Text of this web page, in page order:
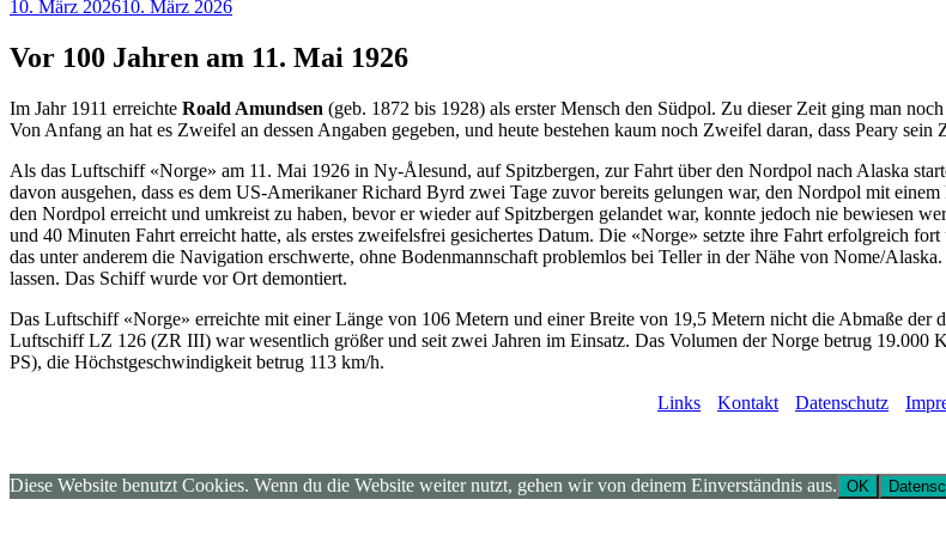
Veröffentlicht
10. März 202610. März 2026
Vor 100 Jahren am 11. Mai 1926
Im Jahr 1911 erreichte Roald Amundsen (geb. 1872 bis 1928) als erster Mensch den Südpol. Zu dieser Zeit ging man
Von Anfang an hat es Zweifel an dessen Angaben gegeben, und heute bestehen kaum noch Zweifel daran, dass Peary sein
Als das Luftschiff «Norge» am 11. Mai 1926 in Ny-Ålesund, auf Spitzbergen, zur Fahrt über den Nordpol nach Alaska
davon ausgehen, dass es dem US-Amerikaner Richard Byrd zwei Tage zuvor bereits gelungen war, den Nordpol mit
den Nordpol erreicht und umkreist zu haben, bevor er wieder auf Spitzbergen gelandet war, konnte jedoch nie bewiesen
und 40 Minuten Fahrt erreicht hatte, als erstes zweifelsfrei gesichertes Datum. Die «Norge» setzte ihre Fahrt erfolgreich
das unter anderem die Navigation erschwerte, ohne Bodenmannschaft problemlos bei Teller in der Nähe von Nome/
lassen. Das Schiff wurde vor Ort demontiert.
Das Luftschiff «Norge» erreichte mit einer Länge von 106 Metern und einer Breite von 19,5 Metern nicht die Abmaße der
Luftschiff LZ 126 (ZR III) war wesentlich größer und seit zwei Jahren im Einsatz. Das Volumen der Norge betrug
PS), die Höchstgeschwindigkeit betrug 113 km/h.
Links
Kontakt Datenschutz
Diese Website benutzt Cookies. Wenn du die Website weiter nutzt, gehen wir von deinem Einverständnis aus. OK